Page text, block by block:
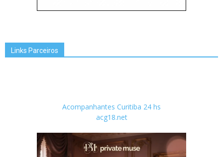
Links Parceiros
Acompanhantes Curitiba 24 hs
acg18.net